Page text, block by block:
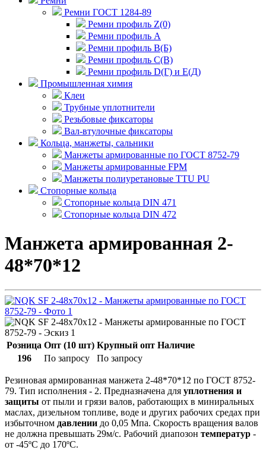
Ремни ГОСТ 1284-89
Ремни профиль Z(0)
Ремни профиль А
Ремни профиль В(Б)
Ремни профиль С(В)
Ремни профиль D(Г) и E(Д)
Промышленная химия
Клеи
Трубные уплотнители
Резьбовые фиксаторы
Вал-втулочные фиксаторы
Кольца, манжеты, сальники
Манжеты армированные по ГОСТ 8752-79
Манжеты армированные FPM
Манжеты полиуретановые TTU PU
Стопорные кольца
Стопорные кольца DIN 471
Стопорные кольца DIN 472
Манжета армированная 2-
48*70*12
Розница Опт (10 шт) Крупный опт Наличие
196
По запросу По запросу
Резиновая армированная манжета 2-48*70*12 по ГОСТ 8752-
79. Тип исполнения - 2. Предназначена для уплотнения и
защиты от пыли и грязи валов, работающих в миниральных
маслах, дизельном топливе, воде и других рабочих средах при
избыточном давлении до 0,05 Мпа. Скорость вращения валов
не должна превышать 29м/с. Рабочий диапозон температур -
от -45ºС до 170ºС.